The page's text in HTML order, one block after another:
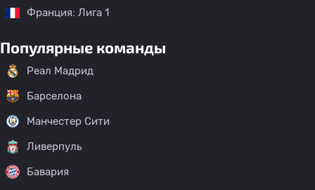
Франция: Лига 1
Популярные команды
Реал Мадрид
Барселона
Манчестер Сити
Ливерпуль
Бавария